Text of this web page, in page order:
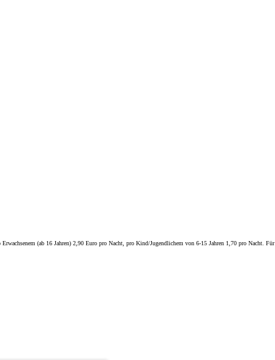
(ab 16 Jahren) 2,90 Euro pro Nacht, pro Kind/Jugendlichem von 6-15 Jahren 1,70 pro Nacht. Für